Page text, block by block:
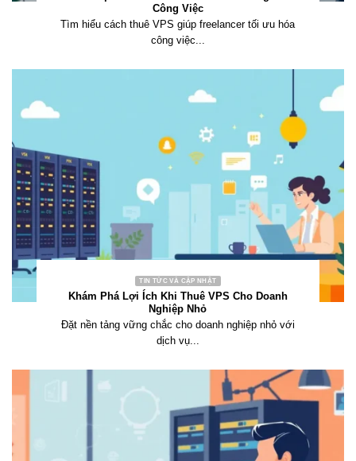
Công Việc
Tìm hiểu cách thuê VPS giúp freelancer tối ưu hóa
công việc...
TIN TỨC VÀ CẬP NHẬT
Khám Phá Lợi Ích Khi Thuê VPS Cho Doanh
Nghiệp Nhỏ
Đặt nền tảng vững chắc cho doanh nghiệp nhỏ với
dịch vụ...